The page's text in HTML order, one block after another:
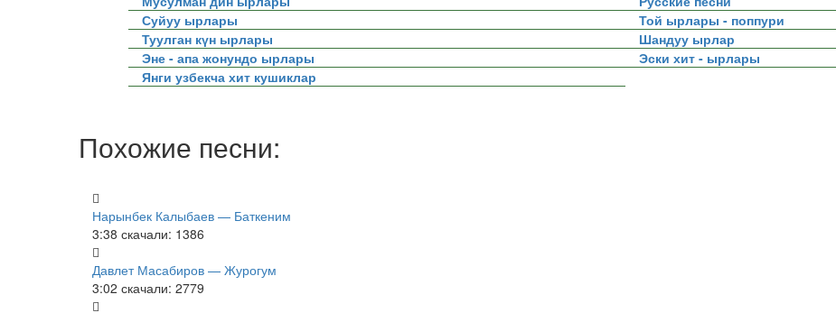
Суйуу ырлары
Той ырлары - поппури
Туулган күн ырлары
Шандуу ырлар
Эне - апа жонундо ырлары
Эски хит - ырлары
Янги узбекча хит кушиклар
Похожие песни:
Нарынбек Калыбаев — Баткеним
3:38 скачали: 1386
Давлет Масабиров — Журогум
3:02 скачали: 2779